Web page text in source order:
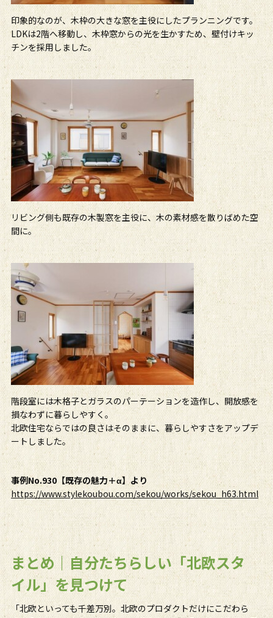
印象的なのが、木枠の大きな窓を主役にしたプランニングです。
LDKは2階へ移動し、木枠窓からの光を生かすため、壁付けキッ
チンを採用しました。
リビング側も既存の木製窓を主役に、木の素材感を散りばめた空
間に。
階段室には木格子とガラスのパーテーションを造作し、開放感を
損なわずに暮らしやすく。
北欧住宅ならではの良さはそのままに、暮らしやすさをアップデ
ートしました。
事例No.930【既存の魅力＋α】より
https://www.stylekoubou.com/sekou/works/sekou_h63.html
まとめ｜自分たちらしい「北欧スタ
イル」を見つけて
「北欧といっても千差万別。北欧のプロダクトだけにこだわら